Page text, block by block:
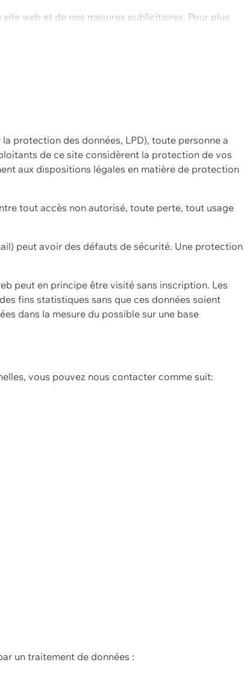
web et de nos mesures publicitaires. Pour plus
protection des données, LPD), toute personne a
de ce site considèrent la protection de vos
aux dispositions légales en matière de protection
tout accès non autorisé, toute perte, tout usage
peut avoir des défauts de sécurité. Une protection
peut en principe être visité sans inscription. Les
fins statistiques sans que ces données soient
dans la mesure du possible sur une base
vous pouvez nous contacter comme suit:
un traitement de données :